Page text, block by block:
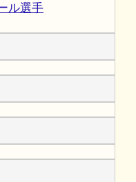
ル選手